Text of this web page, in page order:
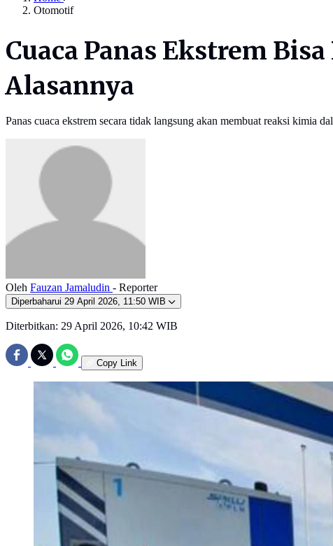
Otomotif
Cuaca Panas Ekstrem
Alasannya
Panas cuaca ekstrem secara tidak langsung akan membuat reaksi kimia
Oleh Fauzan Jamaludin - Reporter
Diperbaharui 29 April 2026, 11:50 WIB
Diterbitkan: 29 April 2026, 10:42 WIB
Copy Link